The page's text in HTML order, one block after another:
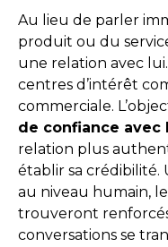
Au lieu de parler
produit ou du
une relation avec
centres d’intérêt
commerciale.
de confiance avec
relation plus
établir sa crédibilité.
au niveau humain,
trouveront
conversations se